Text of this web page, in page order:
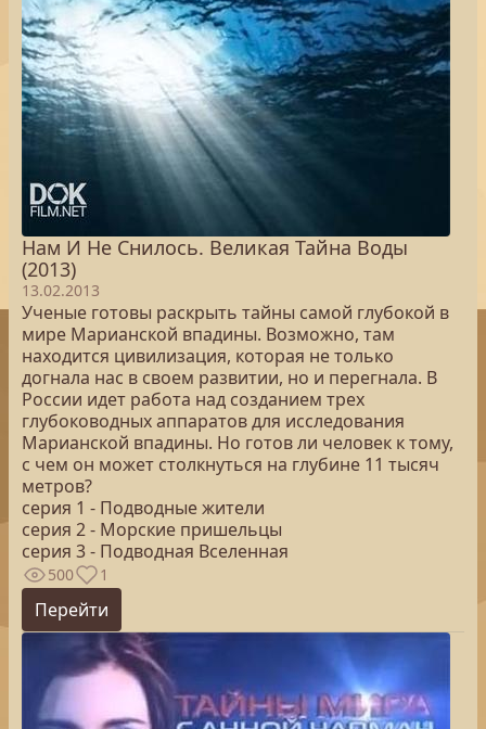
Нам И Не Снилось. Великая Тайна Воды
(2013)
13.02.2013
Ученые готовы раскрыть тайны самой глубокой в
мире Марианской впадины. Возможно, там
находится цивилизация, которая не только
догнала нас в своем развитии, но и перегнала. В
России идет работа над созданием трех
глубоководных аппаратов для исследования
Марианской впадины. Но готов ли человек к тому,
с чем он может столкнуться на глубине 11 тысяч
метров?
серия 1 - Подводные жители
серия 2 - Морские пришельцы
серия 3 - Подводная Вселенная
500 1
Перейти